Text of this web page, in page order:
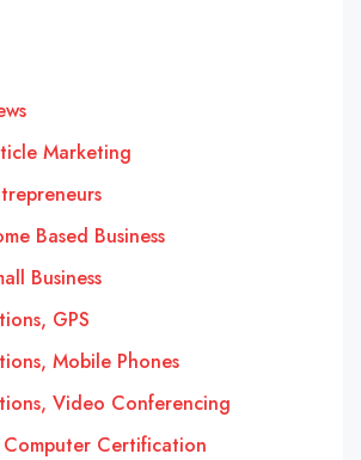
Marketing
Based Business
Business
GPS
Mobile Phones
Video Conferencing
Computer Certification